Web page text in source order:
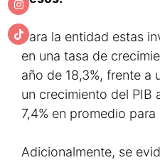
Para la entidad estas
en una tasa de
año de 18,3%, frente a
un crecimiento del PIB
7,4% en promedio para
Adicionalmente, se